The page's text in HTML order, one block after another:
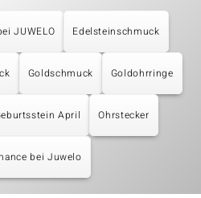
JUWELO Edelsteinschmuck
Goldschmuck Goldohrringe
April Ohrstecker
bei Juwelo